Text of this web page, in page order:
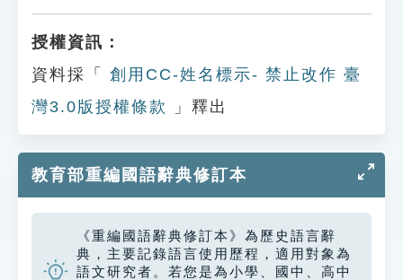
授權資訊：
資料採「
創用CC-姓名標示- 禁止改作 臺
灣3.0版授權條款
」釋出
教育部重編國語辭典修訂本
《重編國語辭典修訂本》為歷史語言辭
典，主要記錄語言使用歷程，適用對象為
語文研究者。若您是為小學、國中、高中